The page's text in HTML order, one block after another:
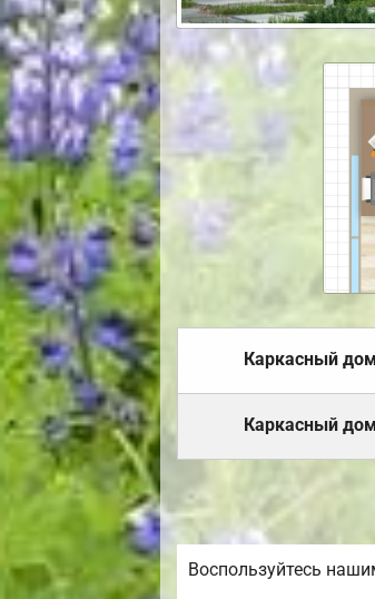
Каркасный
Каркасный
Воспользуйтесь